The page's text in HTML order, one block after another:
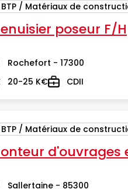
BTP / Matériaux de
poseur F/H
Rochefort - 17300
20-25 K€TypeCDII
BTP / Matériaux de
d'ouvrages
Sallertaine - 85300